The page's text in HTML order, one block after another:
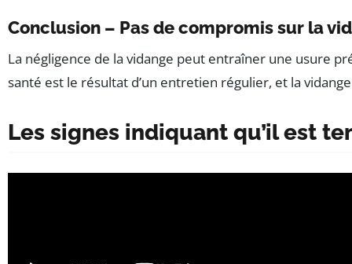
Conclusion – Pas de compromis sur la
La négligence de la vidange peut entraîner une usure
santé est le résultat d’un entretien régulier, et la
Les signes indiquant qu’il est